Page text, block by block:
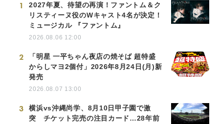
1
2027年夏、待望の再演！ファントム＆ク
リスティーヌ役のWキャスト4名が決定！
ミュージカル 『ファントム』
2026.08.06 12:00
2
「明星 一平ちゃん夜店の焼そば 超特盛
からしマヨ2個付」2026年8月24日(月)新
発売
2026.08.07 13:00
3
横浜vs沖縄尚学、8月10日甲子園で激
突 チケット完売の注目カード…28年前